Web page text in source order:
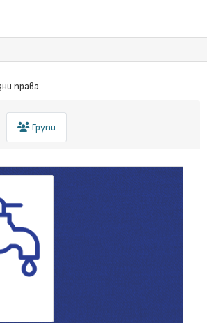
права
Групи